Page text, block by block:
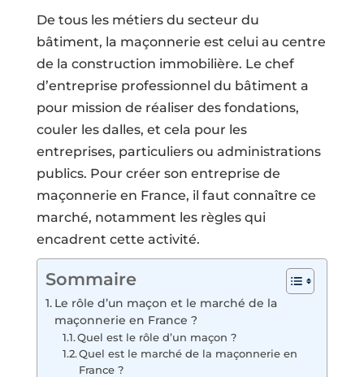
De tous les métiers du secteur du
bâtiment, la maçonnerie est celui au centre
de la construction immobilière. Le chef
d’entreprise professionnel du bâtiment a
pour mission de réaliser des fondations,
couler les dalles, et cela pour les
entreprises, particuliers ou administrations
publics. Pour créer son entreprise de
maçonnerie en France, il faut connaître ce
marché, notamment les règles qui
encadrent cette activité.
Sommaire
Le rôle d’un maçon et le marché de la
maçonnerie en France ?
Quel est le rôle d’un maçon ?
Quel est le marché de la maçonnerie en
France ?